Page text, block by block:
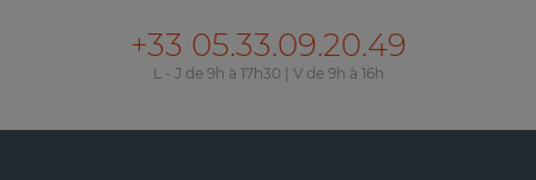
+33 05.33.09.20.49
L - J de 9h à 17h30 | V de 9h à 16h